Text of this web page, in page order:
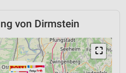
von Dirmstein
⛶